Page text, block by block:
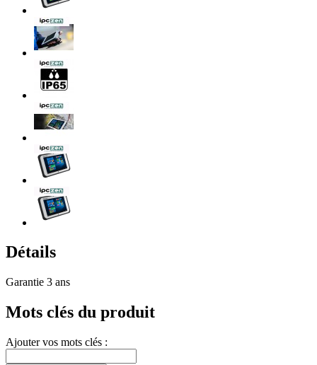
Détails
Garantie 3 ans
Mots clés du produit
Ajouter vos mots clés :